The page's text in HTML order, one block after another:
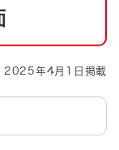
2025年4月1日掲載